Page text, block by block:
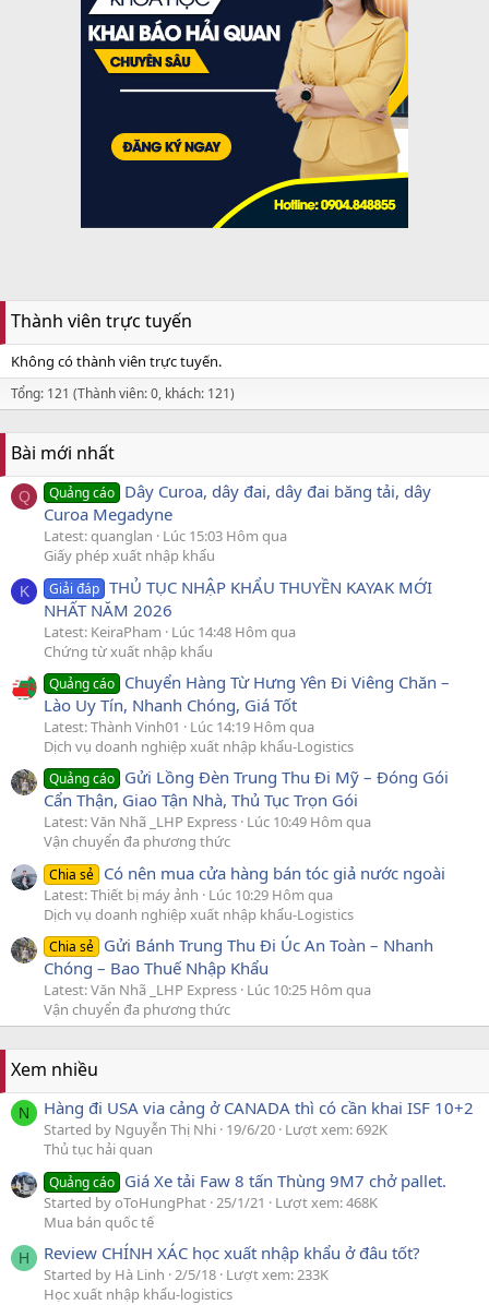
Thành viên trực tuyến
Không có thành viên trực tuyến.
Tổng: 121 (Thành viên: 0, khách: 121)
Bài mới nhất
Q Quảng cáo Dây Curoa, dây đai, dây đai băng tải, dây
Curoa Megadyne
Latest: quanglan
Lúc 15:03 Hôm qua
Giấy phép xuất nhập khẩu
K Giải đáp THỦ TỤC NHẬP KHẨU THUYỀN KAYAK MỚI
NHẤT NĂM 2026
Latest: KeiraPham
Lúc 14:48 Hôm qua
Chứng từ xuất nhập khẩu
Quảng cáo Chuyển Hàng Từ Hưng Yên Đi Viêng Chăn –
Lào Uy Tín, Nhanh Chóng, Giá Tốt
Latest: Thành Vinh01
Lúc 14:19 Hôm qua
Dịch vụ doanh nghiệp xuất nhập khẩu-Logistics
Quảng cáo Gửi Lồng Đèn Trung Thu Đi Mỹ – Đóng Gói
Cẩn Thận, Giao Tận Nhà, Thủ Tục Trọn Gói
Latest: Văn Nhã _LHP Express Lúc 10:49 Hôm qua
Vận chuyển đa phương thức
Chia sẻ Có nên mua cửa hàng bán tóc giả nước ngoài
Latest: Thiết bị máy ảnh
Lúc 10:29 Hôm qua
Dịch vụ doanh nghiệp xuất nhập khẩu-Logistics
Chia sẻ Gửi Bánh Trung Thu Đi Úc An Toàn – Nhanh
Chóng – Bao Thuế Nhập Khẩu
Latest: Văn Nhã _LHP Express Lúc 10:25 Hôm qua
Vận chuyển đa phương thức
Xem nhiều
N Hàng đi USA via cảng ở CANADA thì có cần khai ISF 10+2
Started by Nguyễn Thị Nhi 19/6/20 Lượt xem: 692K
Thủ tục hải quan
Quảng cáo Giá Xe tải Faw 8 tấn Thùng 9M7 chở pallet.
Started by oToHungPhat 25/1/21
Lượt xem: 468K
Mua bán quốc tế
H Review CHÍNH XÁC học xuất nhập khẩu ở đâu tốt?
Started by Hà Linh 2/5/18 Lượt xem: 233K
Học xuất nhập khẩu-logistics